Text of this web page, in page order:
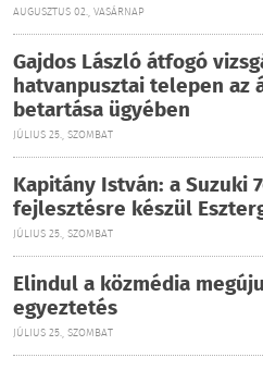
AUGUSZTUS 02., VASÁRNAP
Gajdos László átfogó
hatvanpusztai telepen az
betartása ügyében
JÚLIUS 25., SZOMBAT
Kapitány István: a Suzuki
fejlesztésre készül
JÚLIUS 25., SZOMBAT
Elindul a közmédia
egyeztetés
JÚLIUS 25., SZOMBAT